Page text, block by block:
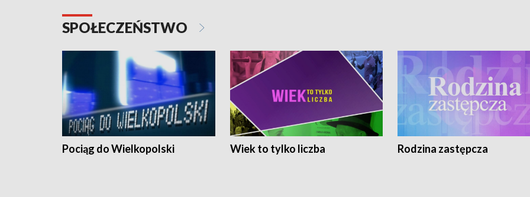
SPOŁECZEŃSTWO
Pociąg do Wielkopolski Wiek to tylko liczba Rodzina zastępcza